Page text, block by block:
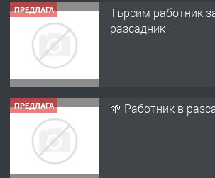
ПРЕДЛАГА
Търсим работник
разсадник
ПРЕДЛАГА 🌱 Работник в